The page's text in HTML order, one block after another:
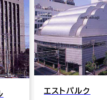
エストパルク